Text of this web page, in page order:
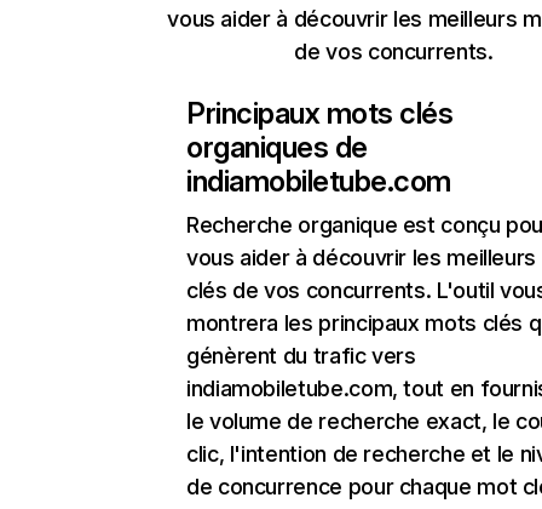
vous aider à découvrir les meilleurs
de vos concurrents.
Principaux mots clés
organiques de
indiamobiletube.com
Recherche organique est conçu
vous aider à découvrir les
clés de vos concurrents. L'outil
montrera les principaux mots clés
génèrent du trafic vers
indiamobiletube.com, tout en
le volume de recherche exact, le
clic, l'intention de recherche et le
de concurrence pour chaque mot